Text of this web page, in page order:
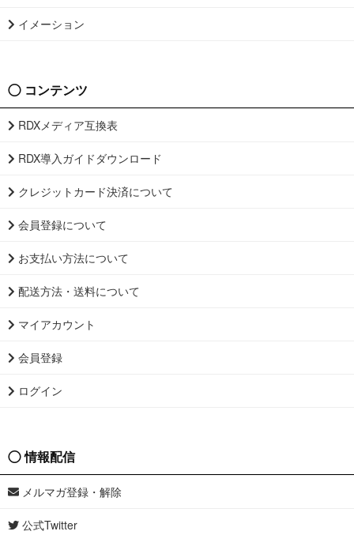
イメーション
コンテンツ
RDXメディア互換表
RDX導入ガイドダウンロード
クレジットカード決済について
会員登録について
お支払い方法について
配送方法・送料について
マイアカウント
会員登録
ログイン
情報配信
メルマガ登録・解除
公式Twitter